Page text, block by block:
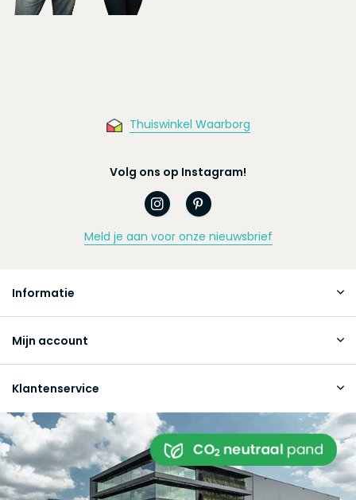
Thuiswinkel Waarborg
Volg ons op Instagram!
Meld je aan voor onze nieuwsbrief
Informatie
Mijn account
Klantenservice